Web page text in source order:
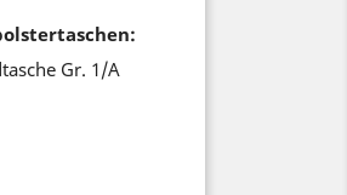
:
Gr. 1/A